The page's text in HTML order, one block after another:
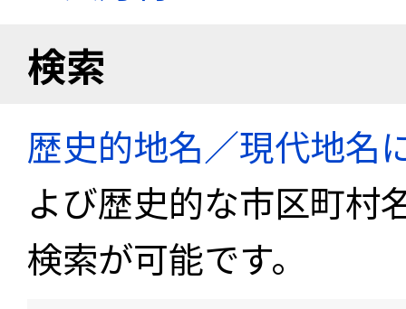
検索
歴史的地名／現代地名
よび歴史的な市区町村
検索が可能です。